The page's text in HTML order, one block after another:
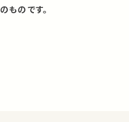
ものです。